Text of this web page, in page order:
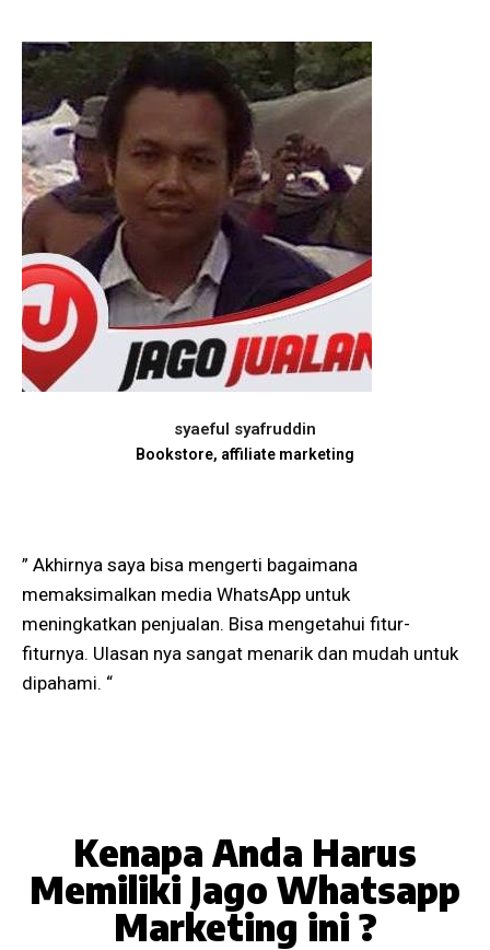
syaeful syafruddin
Bookstore, affiliate marketing
” Akhirnya saya bisa mengerti bagaimana
memaksimalkan media WhatsApp untuk
meningkatkan penjualan. Bisa mengetahui fitur-
fiturnya. Ulasan nya sangat menarik dan mudah untuk
dipahami. “
Kenapa Anda Harus
Memiliki Jago Whatsapp
Marketing ini ?